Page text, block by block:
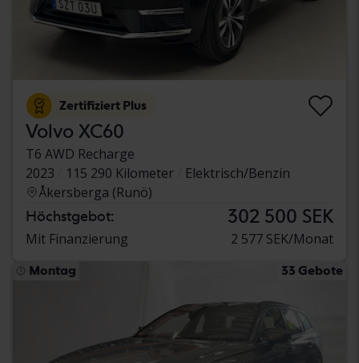
Zertifiziert Plus
Volvo XC60
T6 AWD Recharge
2023
115 290 Kilometer
Elektrisch/Benzin
Åkersberga (Runö)
Höchstgebot: 302 500 SEK
Mit Finanzierung 2 577 SEK/Monat
Montag 33 Gebote